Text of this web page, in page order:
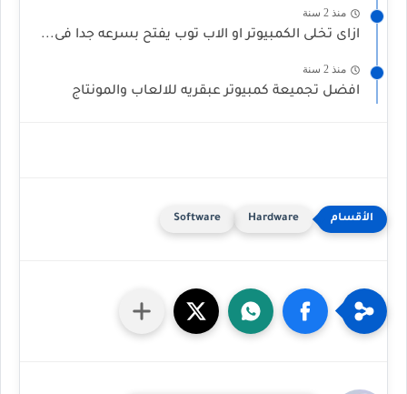
منذ 2 سنة
ازاى تخلى الكمبيوتر او الاب توب يفتح بسرعه جدا فى...
منذ 2 سنة
افضل تجميعة كمبيوتر عبقريه للالعاب والمونتاج
Hardware
Software